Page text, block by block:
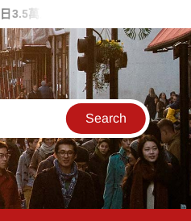
湧入 首週末破6.5萬人